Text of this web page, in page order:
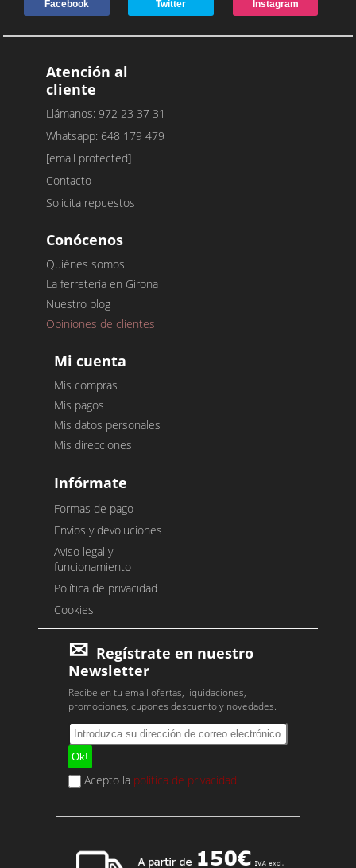
Facebook Twitter Instagram
Atención al
cliente
Llámanos: 972 23 37 31
Whatsapp: 648 179 479
[email protected]
Contacto
Solicita repuestos
Conócenos
Quiénes somos
La ferretería en Girona
Nuestro blog
Opiniones de clientes
Mi cuenta
Mis compras
Mis pagos
Mis datos personales
Mis direcciones
Infórmate
Formas de pago
Envíos y devoluciones
Aviso legal y
funcionamiento
Política de privacidad
Cookies
Regístrate en nuestro
Newsletter
Recibe en tu email ofertas, liquidaciones,
promociones, cupones descuento y novedades.
Acepto la política de privacidad